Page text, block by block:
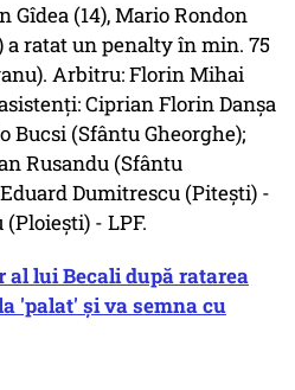
(14), Mario Rondon
a ratat un penalty în min. 75
Arbitru: Florin Mihai
Ciprian Florin Danşa
Bucsi (Sfântu Gheorghe);
Rusandu (Sfântu
Dumitrescu (Piteşti) -
- LPF.
lui Becali după ratarea
'palat' și va semna cu